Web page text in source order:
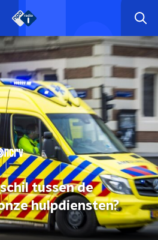
tussen de
hulpdiensten?